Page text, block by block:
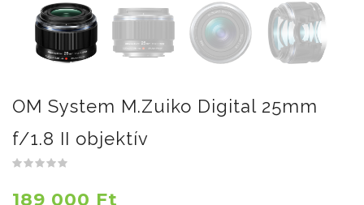
OM System M.Zuiko Digital 25mm
f/1.8 II objektív
189 000 Ft